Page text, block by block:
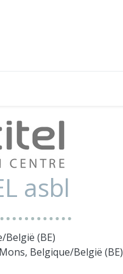
asbl
België (BE)
Belgique/België